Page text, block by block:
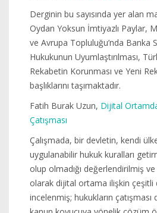
Derginin bu sayısında yer alan
Oydan Yoksun İmtiyazlı Paylar,
ve Avrupa Topluluğu’nda Banka
Hukukunun Uyumlaştırılması,
Rekabetin Korunması ve Yeni
başlıklarını taşımaktadır.
Fatih Burak Uzun, Dijital
Çatışması
Çalışmada, bir devletin, kendi
uygulanabilir hukuk kuralları
olup olmadığı değerlendirilmiş ve
olarak dijital ortama ilişkin çeşitli
incelenmiş; hukukların çatışması